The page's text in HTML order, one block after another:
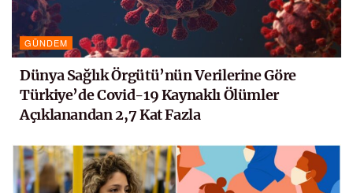
GÜNDEM
Dünya Sağlık Örgütü’nün Verilerine Göre
Türkiye’de Covid-19 Kaynaklı Ölümler
Açıklanandan 2,7 Kat Fazla